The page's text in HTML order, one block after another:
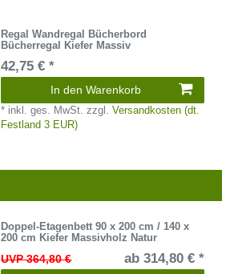
Regal Wandregal Bücherbord
Bücherregal Kiefer Massiv
42,75 € *
In den Warenkorb
* inkl. ges. MwSt. zzgl.Versandkosten (dt.
Festland 3 EUR)
Doppel-Etagenbett 90 x 200 cm / 140 x
200 cm Kiefer Massivholz Natur
UVP 364,80 €
ab 314,80 € *